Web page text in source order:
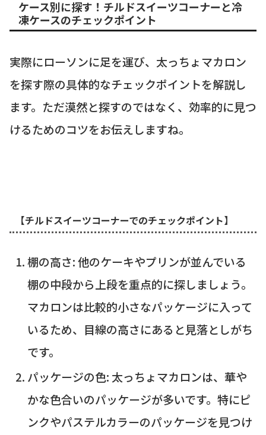
ケース別に探す！チルドスイーツコーナーと冷
凍ケースのチェックポイント
実際にローソンに足を運び、太っちょマカロン
を探す際の具体的なチェックポイントを解説し
ます。ただ漠然と探すのではなく、効率的に見つ
けるためのコツをお伝えしますね。
【チルドスイーツコーナーでのチェックポイント】
棚の高さ: 他のケーキやプリンが並んでいる
棚の中段から上段を重点的に探しましょう。
マカロンは比較的小さなパッケージに入って
いるため、目線の高さにあると見落としがち
です。
パッケージの色: 太っちょマカロンは、華や
かな色合いのパッケージが多いです。特にピ
ンクやパステルカラーのパッケージを見つけ